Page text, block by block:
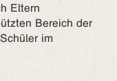
Eltern
Bereich der
im